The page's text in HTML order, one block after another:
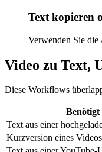
Text kopieren
Verwenden Sie die
Video zu Text,
Diese Workflows
Benötigt
Text aus einer
Kurzversion eines Videos